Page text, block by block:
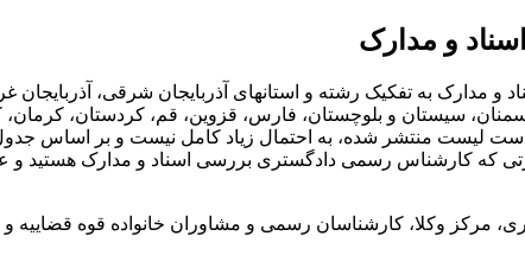
و مدارک
به تفکیک رشته و استانهای آذربایجان شرقی، آذربایجان غربی،
سیستان و بلوچستان، فارس، قزوین، قم، کردستان، کرمان،
است لیست منتشر شده، به احتمال زیاد کامل نیست و بر اساس
که کارشناس رسمی دادگستری بررسی اسناد و مدارک هستید و